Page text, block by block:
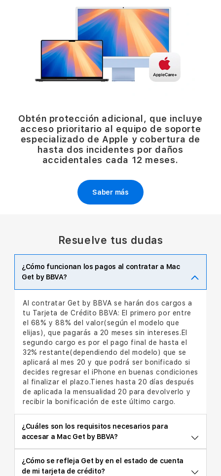
Obtén protección adicional, que incluye
acceso prioritario al equipo de soporte
especializado de Apple y cobertura de
hasta dos incidentes por daños
accidentales cada 12 meses.
Saber más
Resuelve tus dudas
¿Cómo funcionan los pagos al contratar a Mac
Get by BBVA?
Al contratar Get by BBVA se harán dos cargos a
tu Tarjeta de Crédito BBVA: El primero por entre
el 68% y 88% del valor(según el modelo que
elijas), que pagarás a 20 meses sin intereses.El
segundo cargo es por el pago final de hasta el
32% restante(dependiendo del modelo) que se
aplicará al mes 20 y que podrá ser bonificado si
decides regresar el iPhone en buenas condiciones
al finalizar el plazo.Tienes hasta 20 días después
de aplicada la mensualidad 20 para devolverlo y
recibir la bonificación de este último cargo.
¿Cuáles son los requisitos necesarios para
accesar a Mac Get by BBVA?
¿Cómo se refleja Get by en el estado de cuenta
de mi tarjeta de crédito?